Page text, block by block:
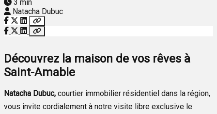
3 min
Natacha Dubuc
Découvrez la maison de vos rêves à
Saint-Amable
Natacha Dubuc, courtier immobilier résidentiel dans la région,
vous invite cordialement à notre visite libre exclusive le